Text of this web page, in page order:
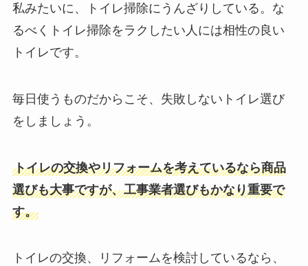
私みたいに、トイレ掃除にうんざりしている。な
るべくトイレ掃除をラクしたい人には相性の良い
トイレです。
毎日使うものだからこそ、失敗しないトイレ選び
をしましょう。
トイレの交換やリフォームを考えているなら商品
選びも大事ですが、工事業者選びもかなり重要で
す。
トイレの交換、リフォームを検討しているなら、